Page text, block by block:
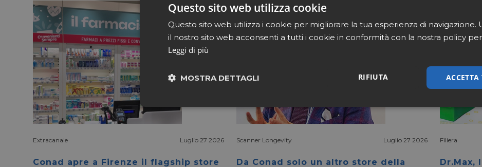
Extracanale Luglio 27 2026
Conad apre a Firenze il flagship store
Scanner Longevity Luglio 27 2026
Da Conad solo un altro store della
Filiera
Dr.Max,
Questo sito web utilizza cookie
Questo sito web utilizza i cookie per migliorare la tua esperienza di navigazione.
il nostro sito web acconsenti a tutti i cookie in conformità con la nostra policy
Leggi di più
ACCETTA
RIFIUTA
MOSTRA DETTAGLI
Necessari Marketing Non